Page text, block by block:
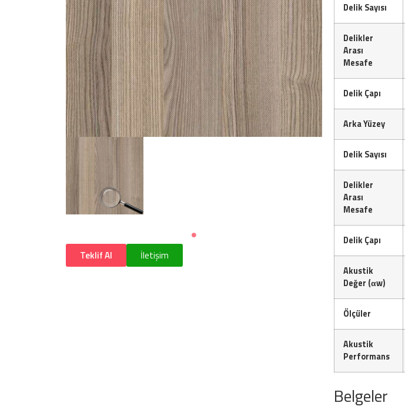
Teklif Al İletişim
Delik Sayısı
Delikler
Arası
Mesafe
Delik Çapı
Arka Yüzey
Delik Sayısı
Delikler
Arası
Mesafe
Delik Çapı
Akustik
Değer (αw)
Ölçüler
Akustik
Performans
Belgeler